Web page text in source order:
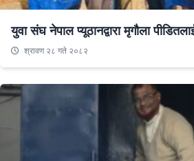
युवा संघ नेपाल प्यूठानद्वारा मृगौला
श्रावण २८ गते २०८२